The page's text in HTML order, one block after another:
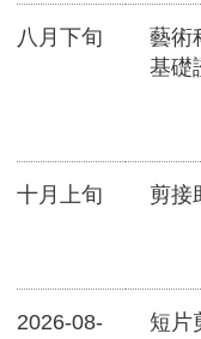
八月下旬
藝術
基礎
十月上旬 剪接
2026-08-
短片